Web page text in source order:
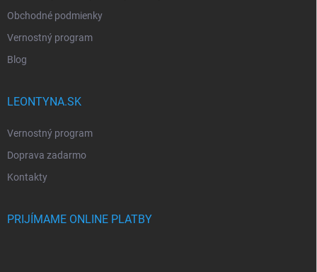
Obchodné podmienky
Vernostný program
Blog
LEONTYNA.SK
Vernostný program
Doprava zadarmo
Kontakty
PRIJÍMAME ONLINE PLATBY